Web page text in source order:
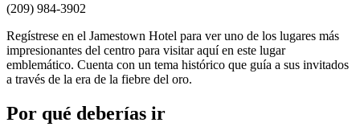
(209) 984-3902
Regístrese en el Jamestown Hotel para ver uno de los lugares más
impresionantes del centro para visitar aquí en este lugar
emblemático. Cuenta con un tema histórico que guía a sus invitados
a través de la era de la fiebre del oro.
Por qué deberías ir